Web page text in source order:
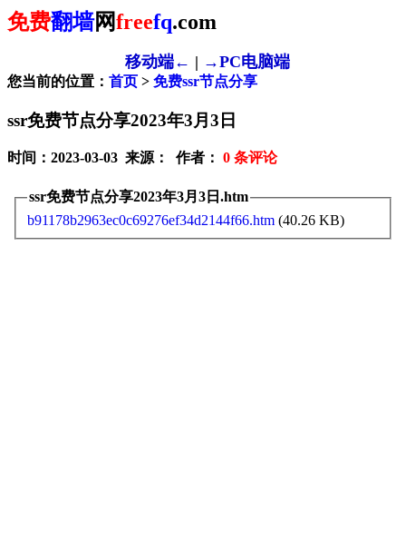
免费翻墙网freefq.com
移动端← | →PC电脑端
您当前的位置： 首页 > 免费ssr节点分享
ssr免费节点分享2023年3月3日
时间：2023-03-03 来源： 作者： 0 条评论
ssr免费节点分享2023年3月3日.htm
b91178b2963ec0c69276ef34d2144f66.htm (40.26 KB)